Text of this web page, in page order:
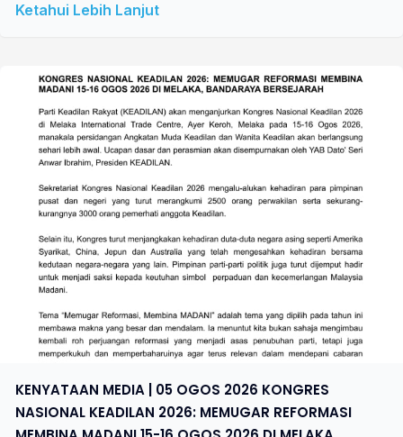
Ketahui Lebih Lanjut
KENYATAAN MEDIA | 05 OGOS 2026 KONGRES
NASIONAL KEADILAN 2026: MEMUGAR REFORMASI